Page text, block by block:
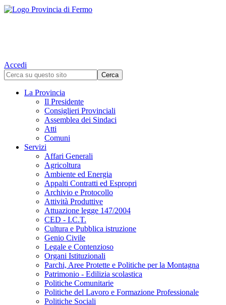
Accedi
La Provincia
Il Presidente
Consiglieri Provinciali
Assemblea dei Sindaci
Atti
Comuni
Servizi
Affari Generali
Agricoltura
Ambiente ed Energia
Appalti Contratti ed Espropri
Archivio e Protocollo
Attività Produttive
Attuazione legge 147/2004
CED - I.C.T.
Cultura e Pubblica istruzione
Genio Civile
Legale e Contenzioso
Organi Istituzionali
Parchi, Aree Protette e Politiche per la Montagna
Patrimonio - Edilizia scolastica
Politiche Comunitarie
Politiche del Lavoro e Formazione Professionale
Politiche Sociali